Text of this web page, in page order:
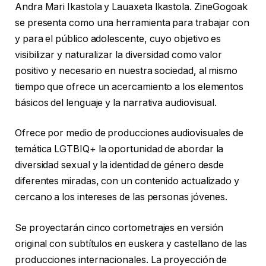
Andra Mari Ikastola y Lauaxeta Ikastola. ZineGogoak
se presenta como una herramienta para trabajar con
y para el público adolescente, cuyo objetivo es
visibilizar y naturalizar la diversidad como valor
positivo y necesario en nuestra sociedad, al mismo
tiempo que ofrece un acercamiento a los elementos
básicos del lenguaje y la narrativa audiovisual.
Ofrece por medio de producciones audiovisuales de
temática LGTBIQ+ la oportunidad de abordar la
diversidad sexual y la identidad de género desde
diferentes miradas, con un contenido actualizado y
cercano a los intereses de las personas jóvenes.
Se proyectarán cinco cortometrajes en versión
original con subtítulos en euskera y castellano de las
producciones internacionales. La proyección de